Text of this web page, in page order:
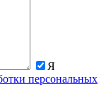
Я
персональных